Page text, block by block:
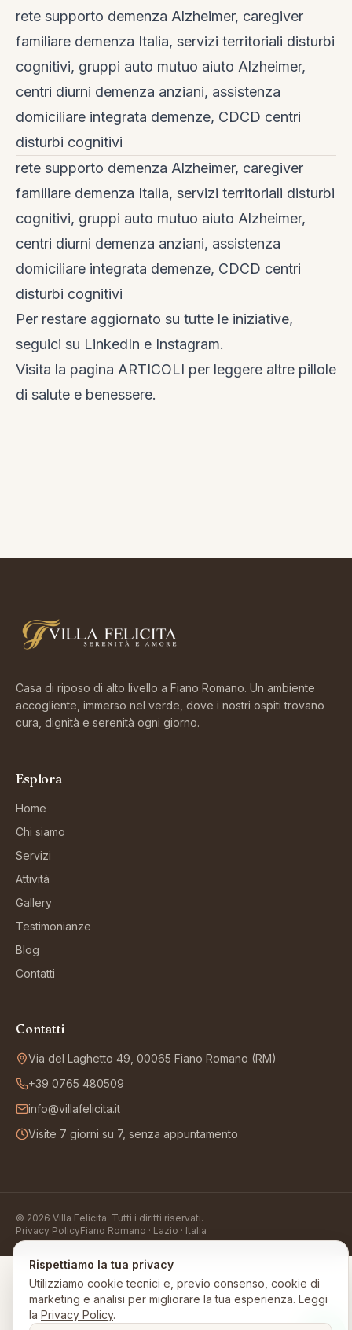
rete supporto demenza Alzheimer, caregiver
familiare demenza Italia, servizi territoriali disturbi
cognitivi, gruppi auto mutuo aiuto Alzheimer,
centri diurni demenza anziani, assistenza
domiciliare integrata demenze, CDCD centri
disturbi cognitivi
rete supporto demenza Alzheimer, caregiver
familiare demenza Italia, servizi territoriali disturbi
cognitivi, gruppi auto mutuo aiuto Alzheimer,
centri diurni demenza anziani, assistenza
domiciliare integrata demenze, CDCD centri
disturbi cognitivi
Per restare aggiornato su tutte le iniziative,
seguici su LinkedIn e Instagram.
Visita la pagina ARTICOLI per leggere altre pillole
di salute e benessere.
Casa di riposo di alto livello a Fiano Romano. Un ambiente
accogliente, immerso nel verde, dove i nostri ospiti trovano
cura, dignità e serenità ogni giorno.
Esplora
Home
Chi siamo
Servizi
Attività
Gallery
Testimonianze
Blog
Contatti
Contatti
Via del Laghetto 49, 00065 Fiano Romano (RM)
+39 0765 480509
info@villafelicita.it
Visite 7 giorni su 7, senza appuntamento
© 2026 Villa Felicita. Tutti i diritti riservati.
Privacy PolicyFiano Romano · Lazio · Italia
Rispettiamo la tua privacy
Utilizziamo cookie tecnici e, previo consenso, cookie di
marketing e analisi per migliorare la tua esperienza. Leggi
la Privacy Policy.